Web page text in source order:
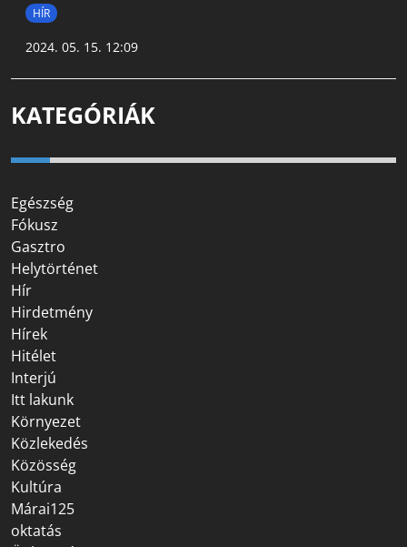
HÍR
2024. 05. 15. 12:09
KATEGÓRIÁK
Egészség
Fókusz
Gasztro
Helytörténet
Hír
Hirdetmény
Hírek
Hitélet
Interjú
Itt lakunk
Környezet
Közlekedés
Közösség
Kultúra
Márai125
oktatás